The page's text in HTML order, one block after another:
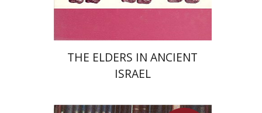
THE ELDERS IN ANCIENT
ISRAEL